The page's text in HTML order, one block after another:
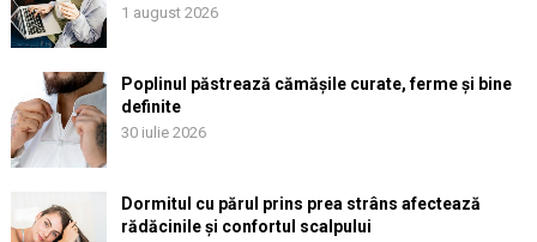
1 august 2026
Poplinul păstrează cămășile curate, ferme și bine
definite
30 iulie 2026
Dormitul cu părul prins prea strâns afectează
rădăcinile și confortul scalpului